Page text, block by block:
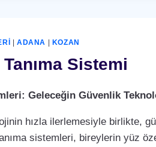
|ADANA KOZAN
Sistemi
Geleceğin Güvenlik
hızla ilerlemesiyle birlikte,
sistemleri, bireylerin yüz